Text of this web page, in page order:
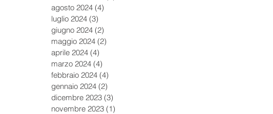
agosto 2024 (4)
luglio 2024 (3)
giugno 2024 (2)
maggio 2024 (2)
aprile 2024 (4)
marzo 2024 (4)
febbraio 2024 (4)
gennaio 2024 (2)
dicembre 2023 (3)
novembre 2023 (1)